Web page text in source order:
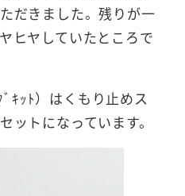
だきました。残りが一
ヒヤしていたところで
ｷｯﾄ）はくもり止めス
ットになっています。